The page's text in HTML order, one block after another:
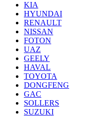
KIA
HYUNDAI
RENAULT
NISSAN
FOTON
UAZ
GEELY
HAVAL
TOYOTA
DONGFENG
GAC
SOLLERS
SUZUKI